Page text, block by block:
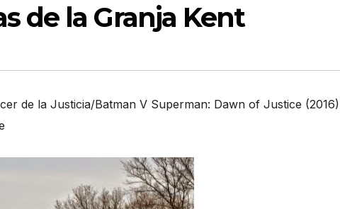
de la Granja Kent
de la Justicia/Batman V Superman: Dawn of Justice (2016)